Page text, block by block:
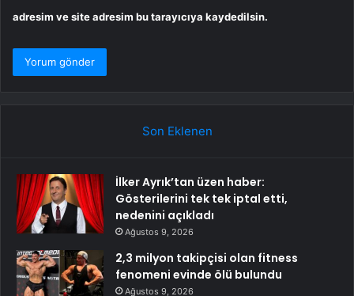
adresim ve site adresim bu tarayıcıya kaydedilsin.
Son Eklenen
İlker Ayrık’tan üzen haber:
Gösterilerini tek tek iptal etti,
nedenini açıkladı
Ağustos 9, 2026
2,3 milyon takipçisi olan fitness
fenomeni evinde ölü bulundu
Ağustos 9, 2026